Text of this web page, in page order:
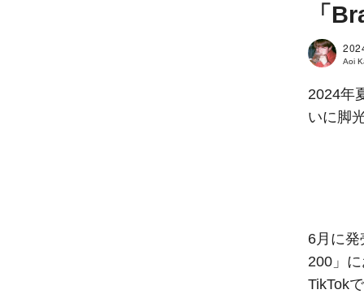
「
Aoi
2024年
いに脚
6月に
200」
TikTok